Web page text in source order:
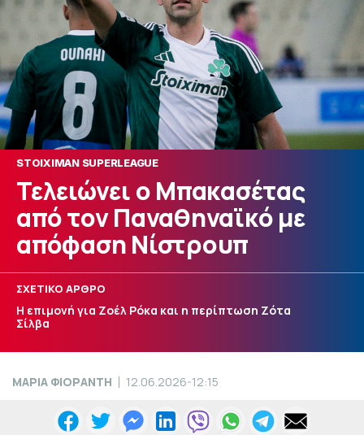
STOIXIMAN SUPERLEAGUE
Τελειώνει ο Μπακασέτας
από τον Παναθηναϊκό με
απόφαση Νίστρουπ
ΣΧΕΤΙΚΟ ΑΡΘΡΟ
Η επιμονή για Ζοέλ Ρόκα και η περίπτωση Ζότα
Σίλβα
ΜΑΡΙΑ ΦΙΟΡΑΝΤΗ 12.06.2026-12:15